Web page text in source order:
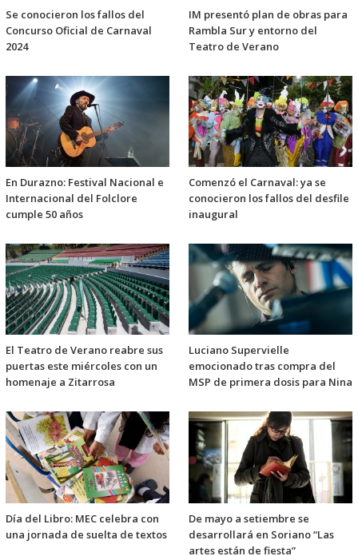
Se conocieron los fallos del
Concurso Oficial de Carnaval
2024
IM presentó plan de obras para
Rambla Sur y entorno del
Teatro de Verano
En Durazno: Festival Nacional e
Internacional del Folclore
cumple 50 años
Comenzó el Carnaval: ya se
conocieron los fallos del desfile
inaugural
El Teatro de Verano reabre sus
puertas este miércoles con un
homenaje a Zitarrosa
Luciano Supervielle
emocionado tras compra del
MSP de primera dosis para Nina
Día del Libro: MEC celebra con
una jornada de suelta de textos
De mayo a setiembre se
desarrollará en Soriano “Las
artes están de fiesta”